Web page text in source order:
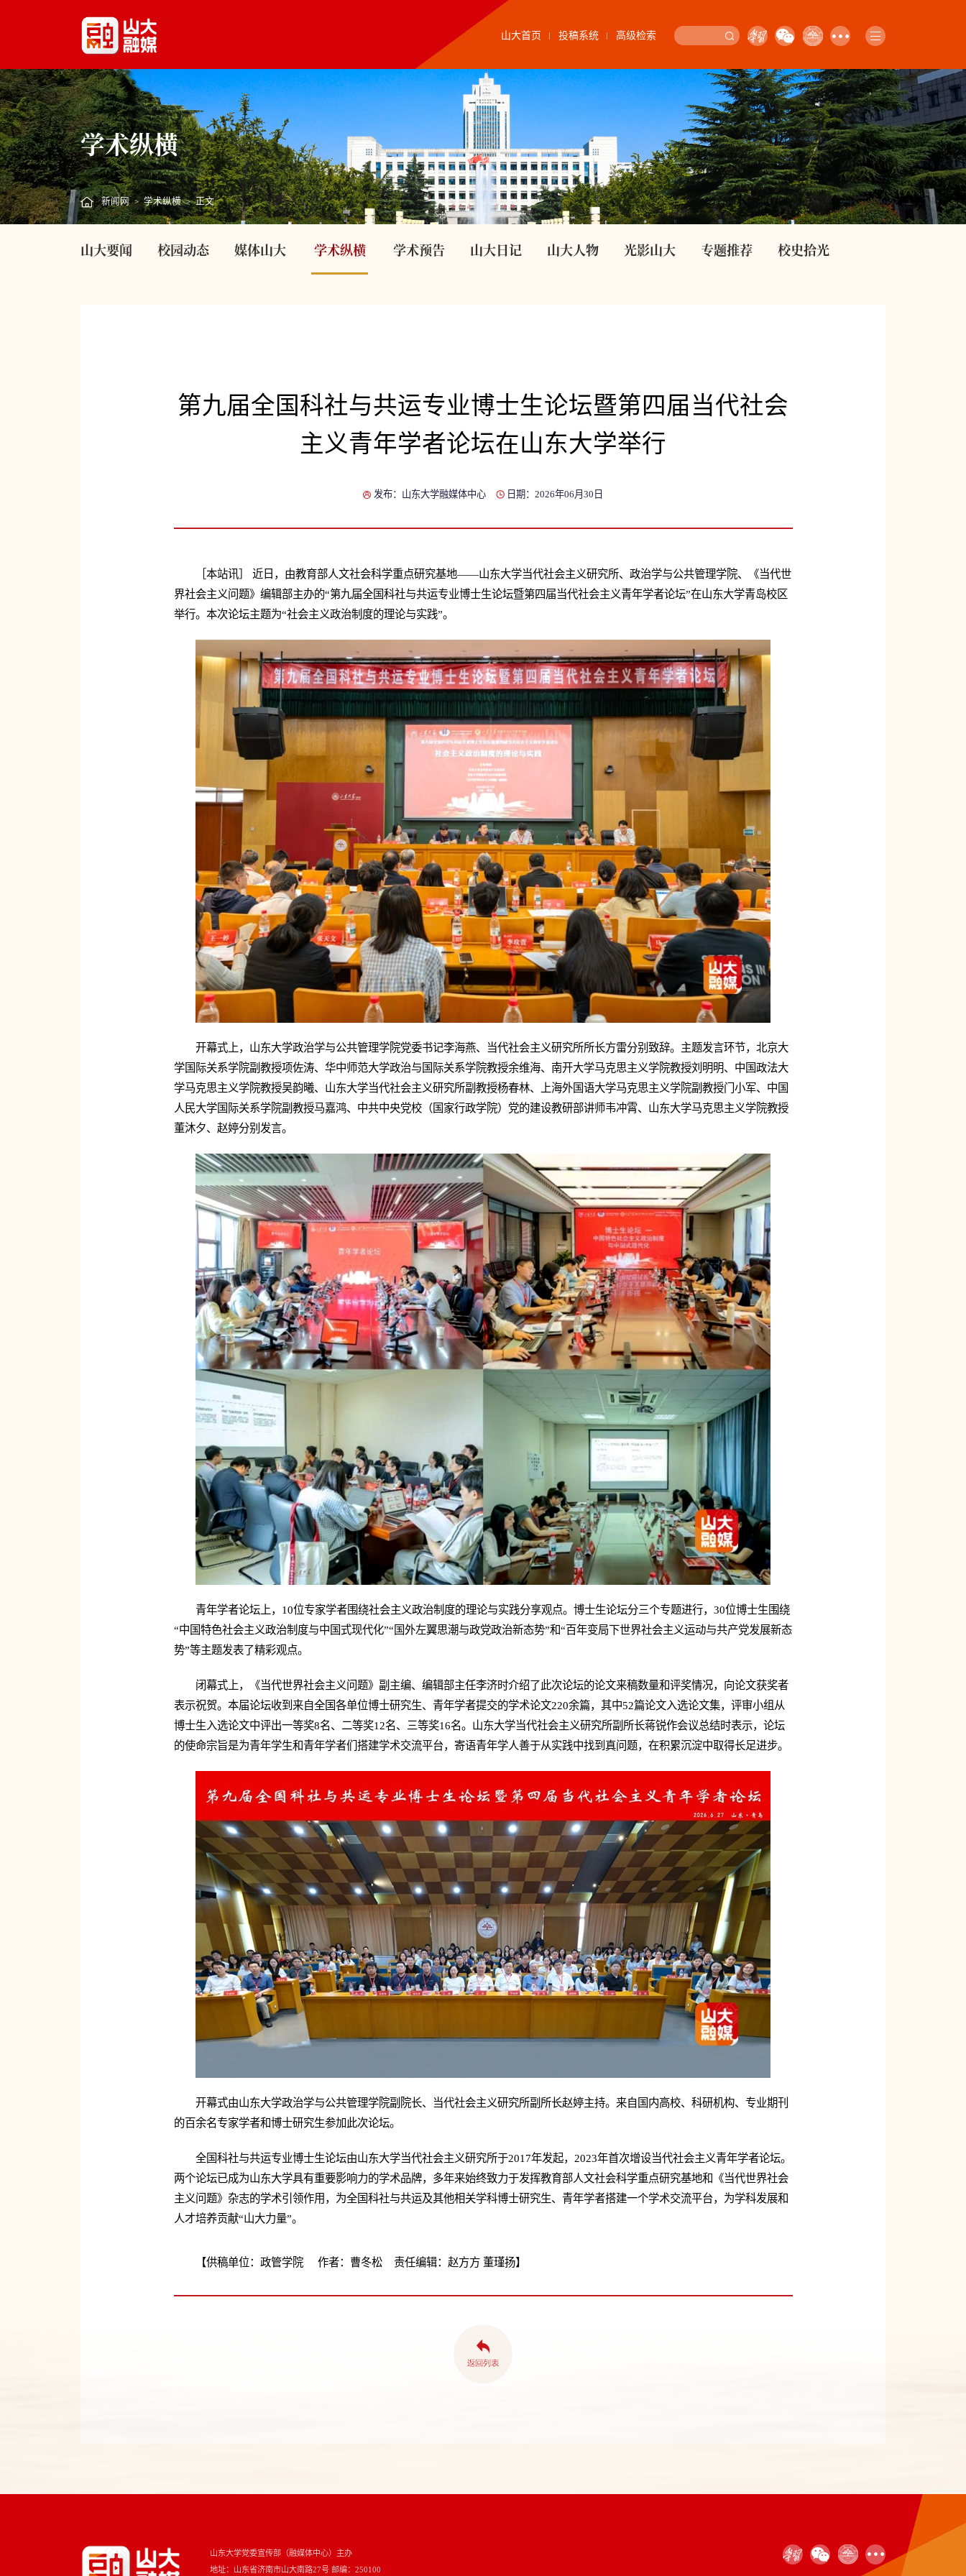
山大首页 投稿系统 高级检索
学术纵横
新闻网 > 学术纵横 > 正文
山大要闻 校园动态 媒体山大 学术纵横 学术预告 山大日记 山大人物 光影山大 专题推荐 校史拾光
第九届全国科社与共运专业博士生论坛暨第四届当代社会
主义青年学者论坛在山东大学举行
发布：山东大学融媒体中心 日期：2026年06月30日
［本站讯］ 近日，由教育部人文社会科学重点研究基地——山东大学当代社会主义研究所、政治学与公共管理学院、《当代世
界社会主义问题》编辑部主办的“第九届全国科社与共运专业博士生论坛暨第四届当代社会主义青年学者论坛”在山东大学青岛校区
举行。本次论坛主题为“社会主义政治制度的理论与实践”。
开幕式上，山东大学政治学与公共管理学院党委书记李海燕、当代社会主义研究所所长方雷分别致辞。主题发言环节，北京大
学国际关系学院副教授项佐涛、华中师范大学政治与国际关系学院教授余维海、南开大学马克思主义学院教授刘明明、中国政法大
学马克思主义学院教授吴韵曦、山东大学当代社会主义研究所副教授杨春林、上海外国语大学马克思主义学院副教授门小军、中国
人民大学国际关系学院副教授马嘉鸿、中共中央党校（国家行政学院）党的建设教研部讲师韦冲霄、山东大学马克思主义学院教授
董沐夕、赵婷分别发言。
青年学者论坛上，10位专家学者围绕社会主义政治制度的理论与实践分享观点。博士生论坛分三个专题进行，30位博士生围绕
“中国特色社会主义政治制度与中国式现代化”“国外左翼思潮与政党政治新态势”和“百年变局下世界社会主义运动与共产党发展新态
势”等主题发表了精彩观点。
闭幕式上，《当代世界社会主义问题》副主编、编辑部主任李济时介绍了此次论坛的论文来稿数量和评奖情况，向论文获奖者
表示祝贺。本届论坛收到来自全国各单位博士研究生、青年学者提交的学术论文220余篇，其中52篇论文入选论文集，评审小组从
博士生入选论文中评出一等奖8名、二等奖12名、三等奖16名。山东大学当代社会主义研究所副所长蒋锐作会议总结时表示，论坛
的使命宗旨是为青年学生和青年学者们搭建学术交流平台，寄语青年学人善于从实践中找到真问题，在积累沉淀中取得长足进步。
开幕式由山东大学政治学与公共管理学院副院长、当代社会主义研究所副所长赵婷主持。来自国内高校、科研机构、专业期刊
的百余名专家学者和博士研究生参加此次论坛。
全国科社与共运专业博士生论坛由山东大学当代社会主义研究所于2017年发起，2023年首次增设当代社会主义青年学者论坛。
两个论坛已成为山东大学具有重要影响力的学术品牌，多年来始终致力于发挥教育部人文社会科学重点研究基地和《当代世界社会
主义问题》杂志的学术引领作用，为全国科社与共运及其他相关学科博士研究生、青年学者搭建一个学术交流平台，为学科发展和
人才培养贡献“山大力量”。
【供稿单位：政管学院 作者：曹冬松 责任编辑：赵方方 董瑾扬】
山东大学党委宣传部（融媒体中心）主办
地址：山东省济南市山大南路27号 邮编：250100